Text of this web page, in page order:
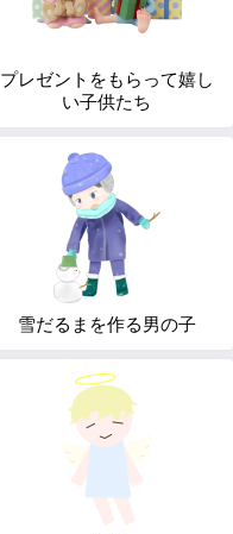
プレゼントをもらって嬉し
い子供たち
雪だるまを作る男の子